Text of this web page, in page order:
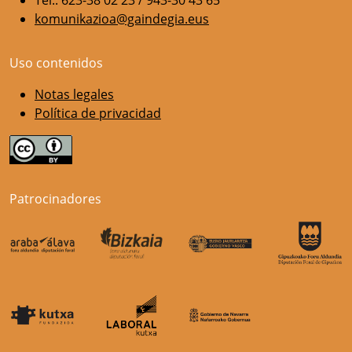
komunikazioa@gaindegia.eus
Uso contenidos
Notas legales
Política de privacidad
Patrocinadores